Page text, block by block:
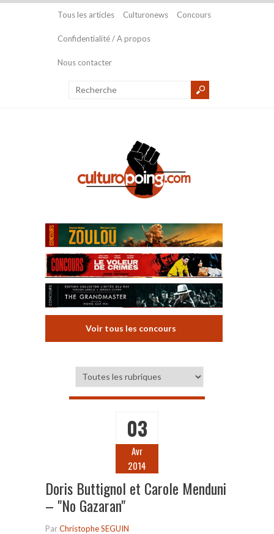
Tous les articles Culturonews Concours
Confidentialité / A propos
Nous contacter
Voir tous les concours
03
Avr
2014
Doris Buttignol et Carole Menduni
– "No Gazaran"
ParChristophe SEGUIN